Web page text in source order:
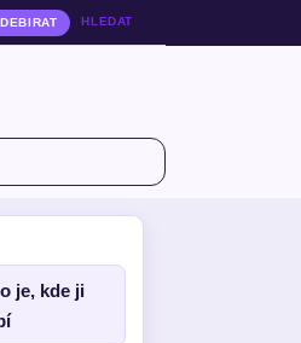
HLEDAT
je, kde ji